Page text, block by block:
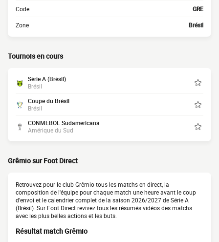
Code GRE
Zone Brésil
Tournois en cours
Série A (Brésil)
Brésil
Coupe du Brésil
Brésil
CONMEBOL Sudamericana
Amérique du Sud
Grêmio sur Foot Direct
Retrouvez pour le club Grêmio tous les matchs en direct, la
composition de l'équipe pour chaque match une heure avant le coup
d'envoi et le calendrier complet de la saison 2026/2027 de Série A
(Brésil). Sur Foot Direct revivez tous les résumés vidéos des matchs
avec les plus belles actions et les buts.
Résultat match Grêmio